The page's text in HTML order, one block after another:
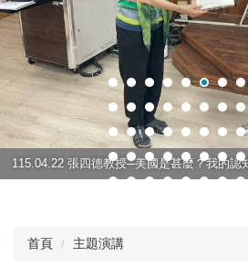
115.04.22 張四德教授─美國是甚麼？我的認
首頁 主題演講